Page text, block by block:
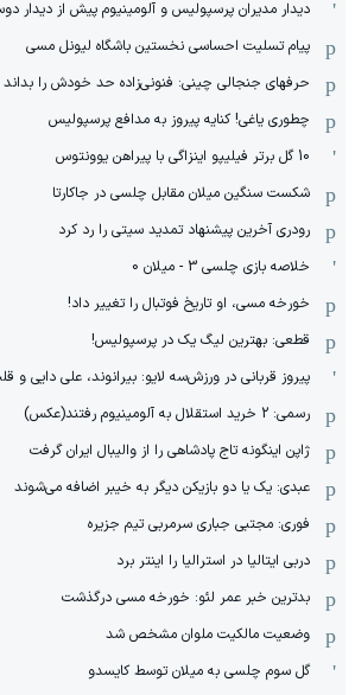
دیدار مدیران پرسپولیس و آلومینیوم پیش از دیدار
پیام تسلیت احساسی نخستین باشگاه لیونل مسی
حرفهای جنجالی چینی: فنونی‌زاده حد خودش را بداند
چطوری یاغی! کنایه پیروز به مدافع پرسپولیس
10 گل برتر فیلیپو اینزاگی با پیراهن یوونتوس
شکست سنگین میلان مقابل چلسی در جاکارتا
رودری آخرین پیشنهاد تمدید سیتی را رد کرد
خلاصه بازی چلسی 3 - میلان 0
خورخه مسی، او تاریخ فوتبال را تغییر داد!
قطعی: بهترین لیگ یک در پرسپولیس!
پیروز قربانی در ورزش‌سه لایو: بیرانوند، علی دایی و
رسمی: 2 خرید استقلال به آلومینیوم رفتند(عکس)
ژاپن اینگونه تاج پادشاهی را از والیبال ایران گرفت
عبدی: یک یا دو بازیکن دیگر به خیبر اضافه می‌شوند
فوری: مجتبی جباری سرمربی تیم جزیره
دربی ایتالیا در استرالیا را اینتر برد
بدترین خبر عمر لئو: خورخه مسی درگذشت
وضعیت مالکیت ملوان مشخص شد
گل سوم چلسی به میلان توسط کایسدو